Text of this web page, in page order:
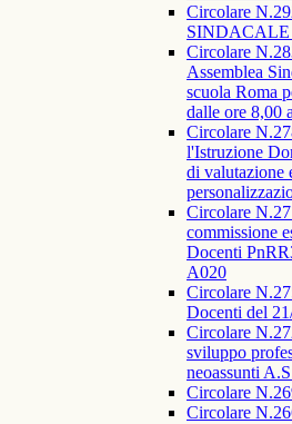
Circolare
Circolare
Assemblea
scuola Roma
dalle ore 8,00
Circolare
l'Istruzione
di valutazione
Circolare
commissione
Docenti
A020
Circolare
Docenti del
Circolare
sviluppo
neoassunti
Circolare
Circolare